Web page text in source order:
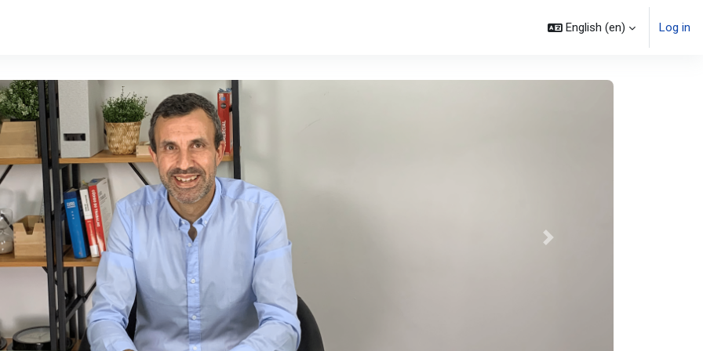
English ‎(en)‎ Log in
Next